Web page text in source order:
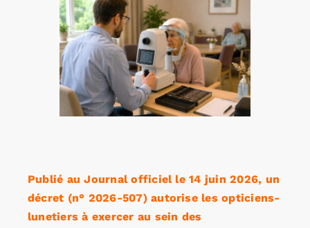
l'image
agrandie
Publié au Journal officiel le 14 juin 2026, un
décret (n° 2026-507) autorise les opticiens-
lunetiers à exercer au sein des